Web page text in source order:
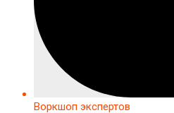
Воркшоп экспертов